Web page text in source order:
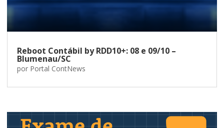
Reboot Contábil by RDD10+: 08 e 09/10 –
Blumenau/SC
por Portal ContNews